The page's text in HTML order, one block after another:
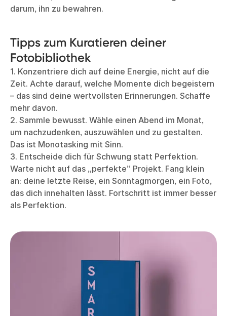
darum, ihn zu bewahren.
Tipps zum Kuratieren deiner
Fotobibliothek
1. Konzentriere dich auf deine Energie, nicht auf die
Zeit. Achte darauf, welche Momente dich begeistern
– das sind deine wertvollsten Erinnerungen. Schaffe
mehr davon.
2. Sammle bewusst. Wähle einen Abend im Monat,
um nachzudenken, auszuwählen und zu gestalten.
Das ist Monotasking mit Sinn.
3. Entscheide dich für Schwung statt Perfektion.
Warte nicht auf das „perfekte” Projekt. Fang klein
an: deine letzte Reise, ein Sonntagmorgen, ein Foto,
das dich innehalten lässt. Fortschritt ist immer besser
als Perfektion.